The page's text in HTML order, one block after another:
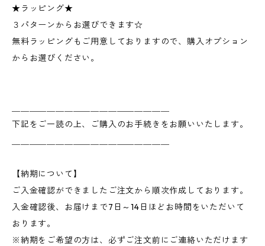
★ラッピング★
３パターンからお選びできます☆
無料ラッピングもご用意しておりますので、購入オプション
からお選びください。
下記をご一読の上、ご購入のお手続きをお願いいたします。
【納期について】
ご入金確認ができましたご注文から順次作成しております。
入金確認後、お届けまで7日～14日ほどお時間をいただいて
おります。
※納期をご希望の方は、必ずご注文前にご連絡いただけます